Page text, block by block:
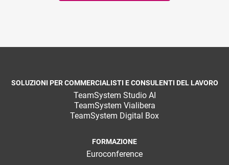
SOLUZIONI PER COMMERCIALISTI E CONSULENTI DEL LAVORO
TeamSystem Studio AI
TeamSystem Vialibera
TeamSystem Digital Box
FORMAZIONE
Euroconference